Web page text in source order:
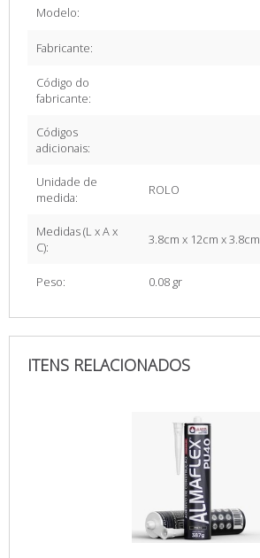
Modelo:
Fabricante:
Código do
fabricante:
Códigos
adicionais:
Unidade de
medida:
ROLO
Medidas (L x A x
C):
3.8cm x 12cm x 3.8cm
Peso: 0.08 gr
ITENS RELACIONADOS